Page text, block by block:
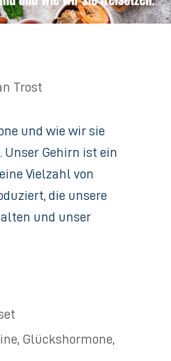
Trost
und wie wir sie
Gehirn ist ein
Vielzahl von
die unsere
und unser
, Glückshormone,